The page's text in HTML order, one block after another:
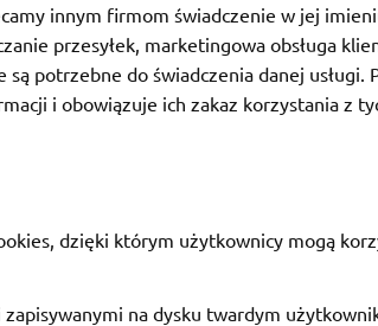
innym firmom świadczenie w jej
przesyłek, marketingowa obsługa
potrzebne do świadczenia danej usługi.
i obowiązuje ich zakaz korzystania z
dzięki którym użytkownicy mogą
na dysku twardym